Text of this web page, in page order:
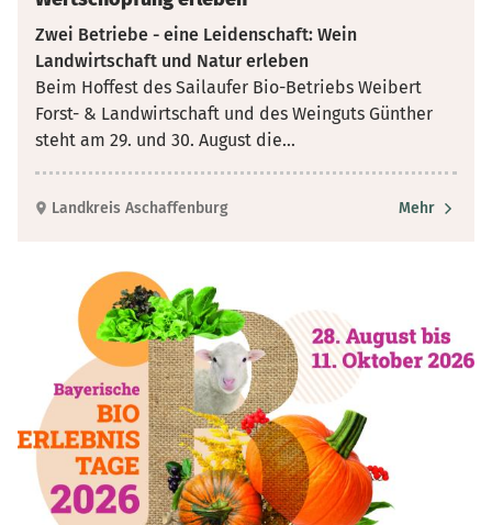
Zwei Betriebe - eine Leidenschaft: Wein
Landwirtschaft und Natur erleben
Beim Hoffest des Sailaufer Bio-Betriebs Weibert
Forst- & Landwirtschaft und des Weinguts Günther
steht am 29. und 30. August die...
Landkreis Aschaffenburg Mehr